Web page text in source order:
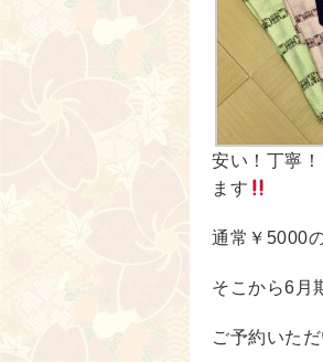
安い！丁寧
ます
通常￥5000
そこから6月
ご予約いた